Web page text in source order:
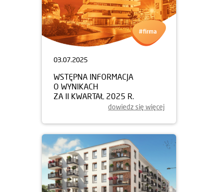
03.07.2025
WSTĘPNA INFORMACJA
O WYNIKACH
ZA II KWARTAŁ 2025 R.
dowiedz się więcej